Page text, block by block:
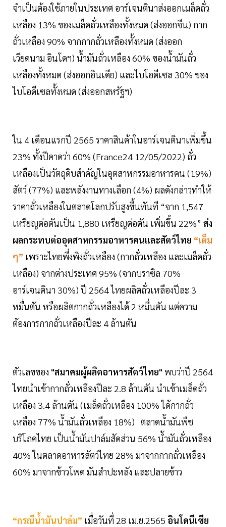
จำเป็นต้องใช้ภายในประเทศ อาร์เจนตินาส่งออกเมล็ดถั่ว
เหลือง 13% ของเมล็ดถั่วเหลืองทั้งหมด (ส่งออกจีน) กาก
ถั่วเหลือง 90% จากกากถั่วเหลืองทั้งหมด (ส่งออก
เวียดนาม อินโดฯ) น้ำมันถั่วเหลือง 60% ของน้ำมันถั่ว
เหลืองทั้งหมด (ส่งออกอินเดีย) และไบโอดีเซล 30% ของ
ไบโอดีเซลทั้งหมด (ส่งออกสหรัฐฯ)
ใน 4 เดือนแรกปี 2565 ราคาสินค้าในอาร์เจนตินาเพิ่มขึ้น
23% ทั้งปีคาดว่า 60% (France24 12/05/2022) ถั่ว
เหลืองเป็นวัตถุดิบสำคัญในอุตสาหกรรมอาหารคน (19%)
สัตว์ (77%) และพลังงานทางเลือก (4%) ผลดังกล่าวทำให้
ราคาถั่วเหลืองในตลาดโลกปรับสูงขึ้นทันที “จาก 1,547
เหรียญต่อตันเป็น 1,880 เหรียญต่อตัน เพิ่มขึ้น 22%” ส่ง
ผลกระทบต่ออุตสาหกรรมอาหารคนและสัตว์ไทย “เต็ม
ๆ” เพราะไทยพึ่งพิงถั่วเหลือง (กากถั่วเหลือง และเมล็ดถั่ว
เหลือง) จากต่างประเทศ 95% (จากบราซิล 70%
อาร์เจนตินา 30%) ปี 2564 ไทยผลิตถั่วเหลืองปีละ 3
หมื่นตัน หรือผลิตกากถั่วเหลืองได้ 2 หมื่นตัน แต่ความ
ต้องการกากถั่วเหลืองปีละ 4 ล้านตัน
ตัวเลขของ "สมาคมผู้ผลิตอาหารสัตว์ไทย" พบว่าปี 2564
ไทยนำเข้ากากถั่วเหลืองปีละ 2.8 ล้านตัน นำเข้าเมล็ดถั่ว
เหลือง 3.4 ล้านตัน (เมล็ดถั่วเหลือง 100% ได้กากถั่ว
เหลือง 77% น้ำมันถั่วเหลือง 18%) ตลาดน้ำมันพืช
บริโภคไทย เป็นน้ำมันปาล์มสัดส่วน 56% น้ำมันถั่วเหลือง
40% ในตลาดอาหารสัตว์ไทย 28% มาจากกากถั่วเหลือง
60% มาจากข้าวโพด มันสำปะหลัง และปลายข้าว
“กรณีน้ำมันปาล์ม” เมื่อวันที่ 28 เม.ย.2565 อินโดนีเซีย